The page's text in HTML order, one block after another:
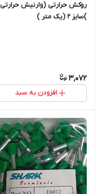
روکش حرارتی (وارنیش حرارتی
)سایز ۲ (یک متر )
3,072
افزودن به سبد